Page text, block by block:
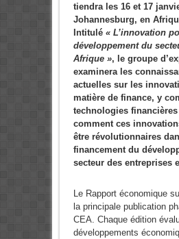
tiendra les 16 et 17
Johannesburg, en
Intitulé « L’innovation
développement du
Afrique », le groupe
examinera les
actuelles sur les
matière de finance, y
technologies
comment ces
être révolutionnaires
financement du
secteur des entreprises
Le Rapport économique
la principale publication
CEA. Chaque édition
développements